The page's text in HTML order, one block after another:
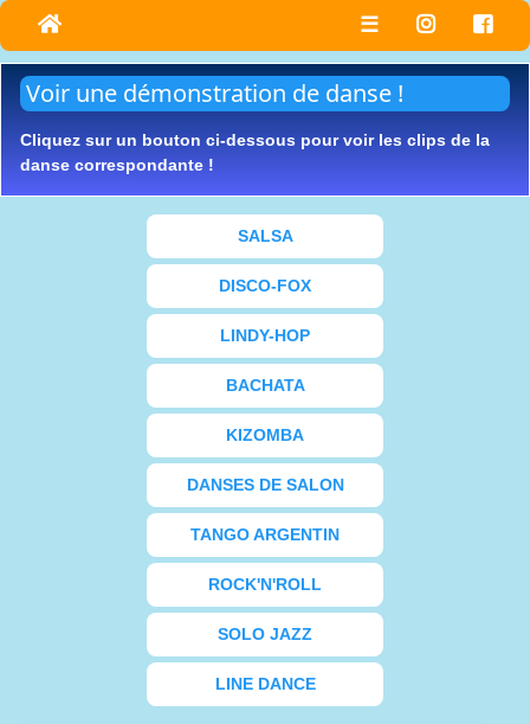
☰
Voir une démonstration de danse !
Cliquez sur un bouton ci-dessous pour voir les clips de la
danse correspondante !
SALSA
DISCO-FOX
LINDY-HOP
BACHATA
KIZOMBA
DANSES DE SALON
TANGO ARGENTIN
ROCK'N'ROLL
SOLO JAZZ
LINE DANCE